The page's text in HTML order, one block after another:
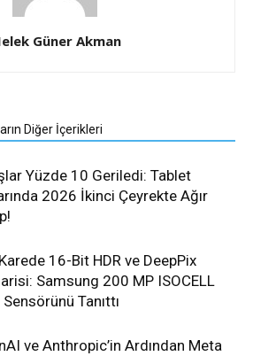
Güner Akman
Diğer İçerikleri
Yüzde 10 Geriledi: Tablet
2026 İkinci Çeyrekte Ağır
16-Bit HDR ve DeepPix
Samsung 200 MP ISOCELL
Sensörünü Tanıttı
ve Anthropic’in Ardından Meta